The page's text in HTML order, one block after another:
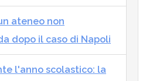
ateneo non
dopo il caso di Napoli
l'anno scolastico: la